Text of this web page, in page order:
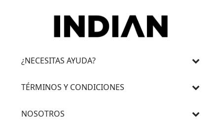
¿NECESITAS AYUDA?
TÉRMINOS Y CONDICIONES
NOSOTROS